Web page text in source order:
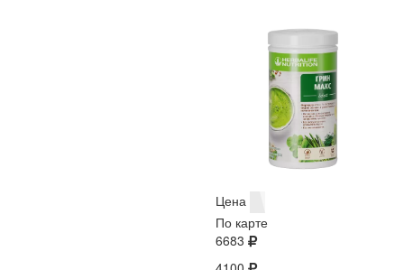
Цена
По карте
6683